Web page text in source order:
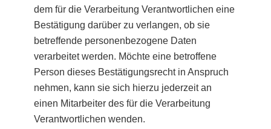
dem für die Verarbeitung Verantwortlichen eine
Bestätigung darüber zu verlangen, ob sie
betreffende personenbezogene Daten
verarbeitet werden. Möchte eine betroffene
Person dieses Bestätigungsrecht in Anspruch
nehmen, kann sie sich hierzu jederzeit an
einen Mitarbeiter des für die Verarbeitung
Verantwortlichen wenden.